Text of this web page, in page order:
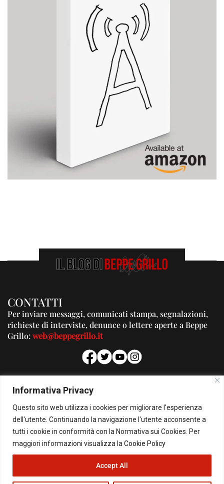
Informativa Privacy
Questo sito web utilizza i cookies per migliorare l'esperienza
dell'utente. Continuando la navigazione l'utente acconsente a
tutti i cookie in conformità con la Normativa sui Cookies. Per
maggiori informazioni visualizza la Cookie Policy
Accept All
CONTATTI
Per inviare messaggi, comunicati stampa, segnalazioni,
richieste di interviste, denunce o lettere aperte a Beppe
Grillo:web@beppegrillo.it
PUBBLICITA'
Per la tua pubblicità su questo Blog:
pubblicita@beppegrillo.it
© Copyright 2026 - Il Blog di Beppe Grillo. All Rights Reserved - Powered by
happygrafic.com